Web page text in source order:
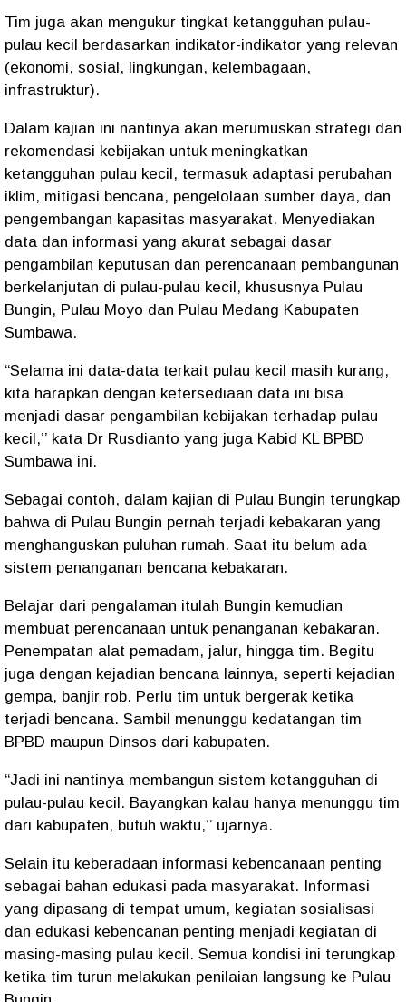
Tim juga akan mengukur tingkat ketangguhan pulau-
pulau kecil berdasarkan indikator-indikator yang relevan
(ekonomi, sosial, lingkungan, kelembagaan,
infrastruktur).
Dalam kajian ini nantinya akan merumuskan strategi dan
rekomendasi kebijakan untuk meningkatkan
ketangguhan pulau kecil, termasuk adaptasi perubahan
iklim, mitigasi bencana, pengelolaan sumber daya, dan
pengembangan kapasitas masyarakat. Menyediakan
data dan informasi yang akurat sebagai dasar
pengambilan keputusan dan perencanaan pembangunan
berkelanjutan di pulau-pulau kecil, khususnya Pulau
Bungin, Pulau Moyo dan Pulau Medang Kabupaten
Sumbawa.
“Selama ini data-data terkait pulau kecil masih kurang,
kita harapkan dengan ketersediaan data ini bisa
menjadi dasar pengambilan kebijakan terhadap pulau
kecil,’’ kata Dr Rusdianto yang juga Kabid KL BPBD
Sumbawa ini.
Sebagai contoh, dalam kajian di Pulau Bungin terungkap
bahwa di Pulau Bungin pernah terjadi kebakaran yang
menghanguskan puluhan rumah. Saat itu belum ada
sistem penanganan bencana kebakaran.
Belajar dari pengalaman itulah Bungin kemudian
membuat perencanaan untuk penanganan kebakaran.
Penempatan alat pemadam, jalur, hingga tim. Begitu
juga dengan kejadian bencana lainnya, seperti kejadian
gempa, banjir rob. Perlu tim untuk bergerak ketika
terjadi bencana. Sambil menunggu kedatangan tim
BPBD maupun Dinsos dari kabupaten.
“Jadi ini nantinya membangun sistem ketangguhan di
pulau-pulau kecil. Bayangkan kalau hanya menunggu tim
dari kabupaten, butuh waktu,’’ ujarnya.
Selain itu keberadaan informasi kebencanaan penting
sebagai bahan edukasi pada masyarakat. Informasi
yang dipasang di tempat umum, kegiatan sosialisasi
dan edukasi kebencanan penting menjadi kegiatan di
masing-masing pulau kecil. Semua kondisi ini terungkap
ketika tim turun melakukan penilaian langsung ke Pulau